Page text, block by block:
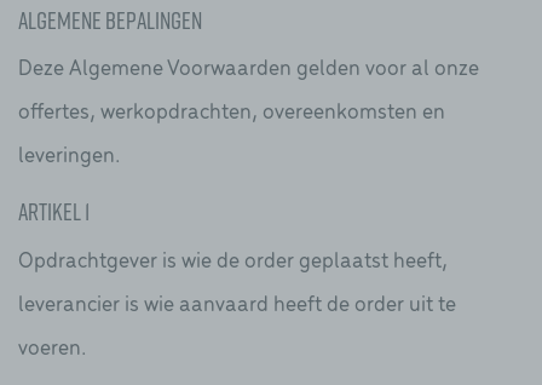
Algemene bepalingen
Deze Algemene Voorwaarden gelden voor al onze
offertes, werkopdrachten, overeenkomsten en
leveringen.
Artikel 1
Opdrachtgever is wie de order geplaatst heeft,
leverancier is wie aanvaard heeft de order uit te
voeren.